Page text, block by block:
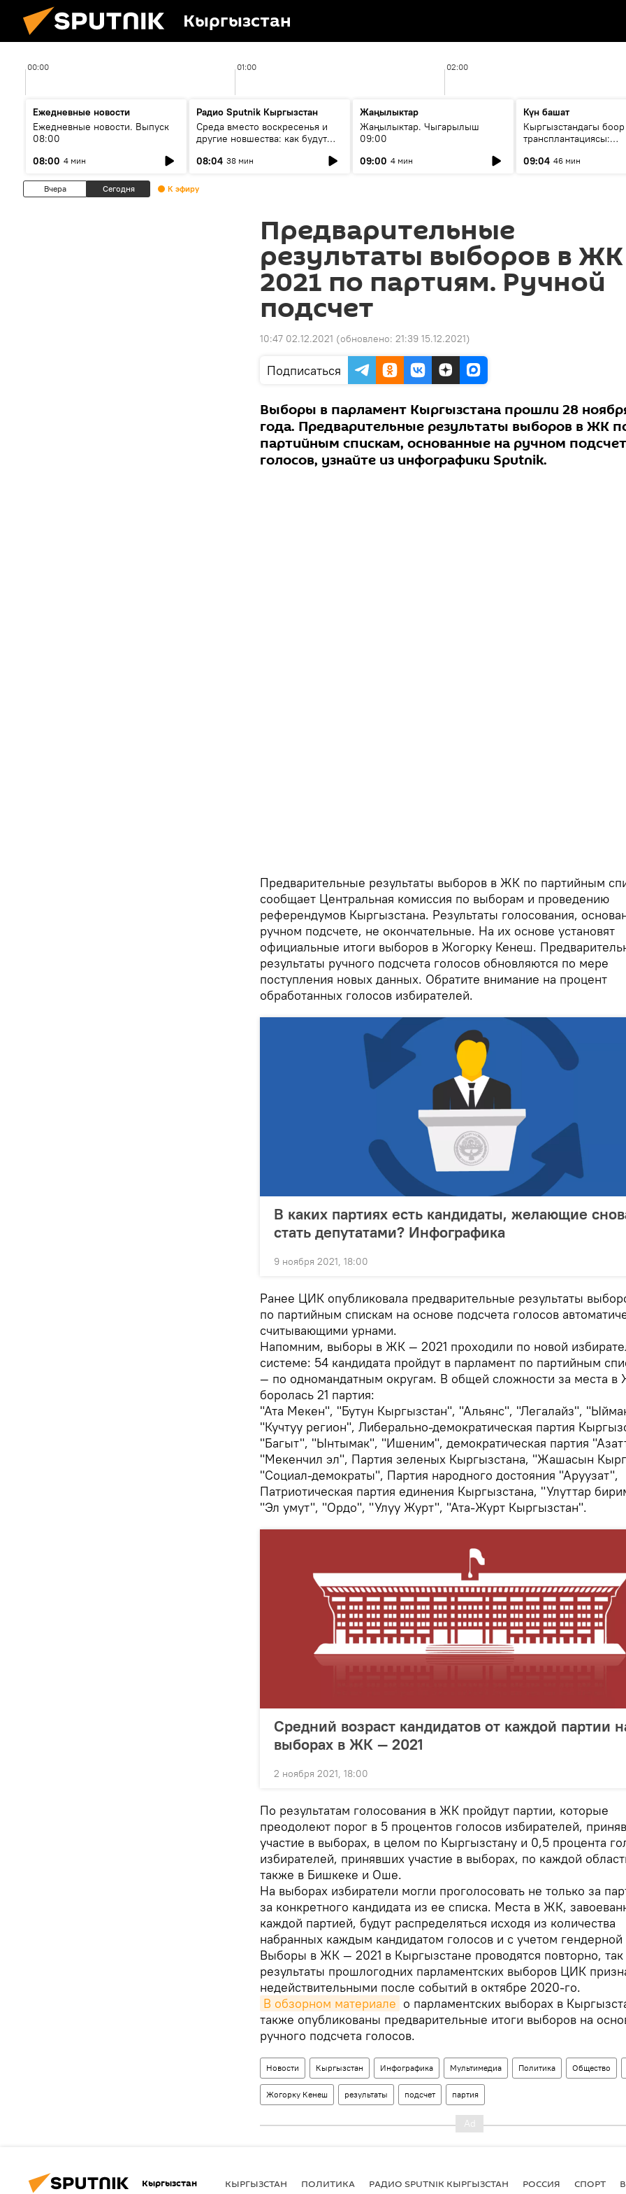
Кыргызстан
00:00 01:00 02:00
Ежедневные новости
Ежедневные новости. Выпуск
08:00
08:00 4 мин
Радио Sputnik Кыргызстан
Среда вместо воскресенья и
другие новшества: как будут
08:04 38 мин
Жаңылыктар
Жаңылыктар. Чыгарылыш
09:00
09:00 4 мин
Күн башат
Кыргызстандагы боор
трансплантациясы:
келечеги
09:04 46 мин
Вчера Сегодня К эфиру
Предварительные
результаты выборов в
2021 по партиям. Ручной
подсчет
10:47 02.12.2021 (обновлено: 21:39 15.12.2021)
Подписаться
Выборы в парламент Кыргызстана прошли 28
года. Предварительные результаты выборов в ЖК
партийным спискам, основанные на ручном
голосов, узнайте из инфографики Sputnik.
Предварительные результаты выборов в ЖК по партийным
сообщает Центральная комиссия по выборам и проведению
референдумов Кыргызстана. Результаты голосования,
ручном подсчете, не окончательные. На их основе установят
официальные итоги выборов в Жогорку Кенеш.
результаты ручного подсчета голосов обновляются по мере
поступления новых данных. Обратите внимание на процент
обработанных голосов избирателей.
В каких партиях есть кандидаты, желающие
стать депутатами? Инфографика
9 ноября 2021, 18:00
Ранее ЦИК опубликовала предварительные результаты
по партийным спискам на основе подсчета голосов
считывающими урнами.
Напомним, выборы в ЖК — 2021 проходили по новой
системе: 54 кандидата пройдут в парламент по партийным
— по одномандатным округам. В общей сложности за места в
боролась 21 партия:
"Ата Мекен", "Бутун Кыргызстан", "Альянс", "Легалайз",
"Кучтуу регион", Либерально-демократическая партия
"Багыт", "Ынтымак", "Ишеним", демократическая партия
"Мекенчил эл", Партия зеленых Кыргызстана, "Жашасын
"Социал-демократы", Партия народного достояния "Аруузат",
Патриотическая партия единения Кыргызстана, "Улуттар
"Эл умут", "Ордо", "Улуу Журт", "Ата-Журт Кыргызстан".
Средний возраст кандидатов от каждой партии
выборах в ЖК — 2021
2 ноября 2021, 18:00
По результатам голосования в ЖК пройдут партии, которые
преодолеют порог в 5 процентов голосов избирателей,
участие в выборах, в целом по Кыргызстану и 0,5 процента
избирателей, принявших участие в выборах, по каждой
также в Бишкеке и Оше.
На выборах избиратели могли проголосовать не только за
за конкретного кандидата из ее списка. Места в ЖК,
каждой партией, будут распределяться исходя из количества
набранных каждым кандидатом голосов и с учетом гендерной
Выборы в ЖК — 2021 в Кыргызстане проводятся повторно, так
результаты прошлогодних парламентских выборов ЦИК
недействительными после событий в октябре 2020-го.
В обзорном материале о парламентских выборах в
также опубликованы предварительные итоги выборов на
ручного подсчета голосов.
Новости Кыргызстан Инфографика Мультимедиа Политика Общество
Жогорку Кенеш результаты подсчет партия
Кыргызстан КЫРГЫЗСТАН ПОЛИТИКА РАДИО SPUTNIK КЫРГЫЗСТАН РОССИЯ СПОРТ